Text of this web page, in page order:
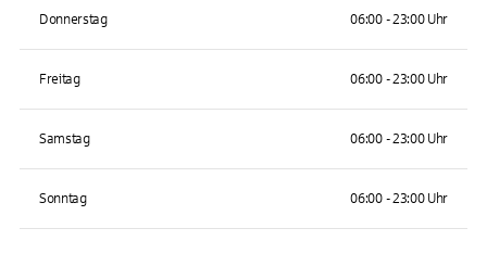
Donnerstag 06:00 - 23:00 Uhr
Freitag 06:00 - 23:00 Uhr
Samstag 06:00 - 23:00 Uhr
Sonntag 06:00 - 23:00 Uhr